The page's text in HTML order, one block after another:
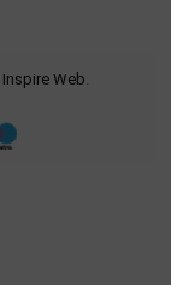
Inspire Web